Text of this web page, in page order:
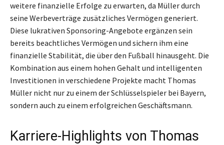
weitere finanzielle Erfolge zu erwarten, da Müller durch
seine Werbeverträge zusätzliches Vermögen generiert.
Diese lukrativen Sponsoring-Angebote ergänzen sein
bereits beachtliches Vermögen und sichern ihm eine
finanzielle Stabilität, die über den Fußball hinausgeht. Die
Kombination aus einem hohen Gehalt und intelligenten
Investitionen in verschiedene Projekte macht Thomas
Müller nicht nur zu einem der Schlüsselspieler bei Bayern,
sondern auch zu einem erfolgreichen Geschäftsmann.
Karriere-Highlights von Thomas